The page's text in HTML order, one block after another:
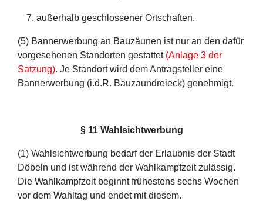
außerhalb geschlossener Ortschaften.
(5) Bannerwerbung an Bauzäunen ist nur an den dafür
vorgesehenen Standorten gestattet (Anlage 3 der
Satzung). Je Standort wird dem Antragsteller eine
Bannerwerbung (i.d.R. Bauzaundreieck) genehmigt.
§ 11 Wahlsichtwerbung
(1) Wahlsichtwerbung bedarf der Erlaubnis der Stadt
Döbeln und ist während der Wahlkampfzeit zulässig.
Die Wahlkampfzeit beginnt frühestens sechs Wochen
vor dem Wahltag und endet mit diesem.